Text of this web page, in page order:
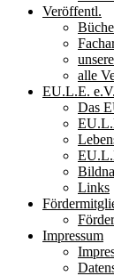
Veröffentl.
alle
EU.L.E. e.V.
Das
Links
Impressum